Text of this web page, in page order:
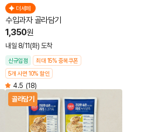
더세페
수입과자 골라담기
1,350원
내일 8/11(화) 도착
신규입점
최대 15% 중복쿠폰
5개 사면 10% 할인
4.5 (18)
골라담기